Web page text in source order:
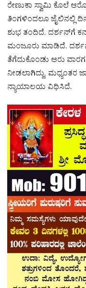
ರೇಣುಕಾ ಸ್ವಾಮಿ ಕೊಲೆ
ತಿಂಗಳಿಂದಲೂ ಜೈಲಿನಲ್ಲಿ
ಶುಭ ತಂದಿದೆ. ದರ್ಶನ್​ಗೆ
ಮಂಜೂರು ಮಾಡಿದೆ.
ತೆಗೆದುಕೊಂಡು ಆರು
ನೀಡಲಾಗಿದ್ದು, ಮಧ್ಯಂತರ
ನ್ಯಾಯಾಲಯ ವಿಧಿಸಿದೆ.